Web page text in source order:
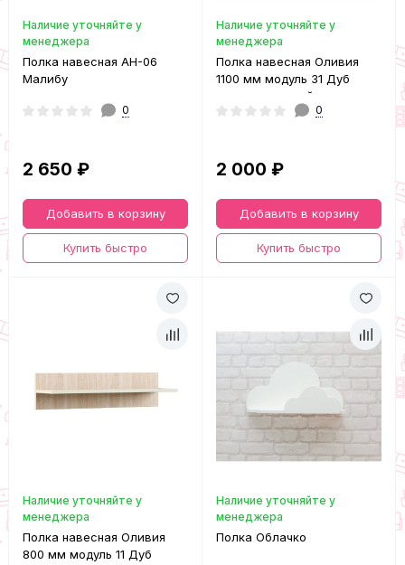
Наличие уточняйте у
менеджера
Полка навесная АН-06
Малибу
0
2 650 ₽
Добавить в корзину
Купить быстро
Наличие уточняйте у
менеджера
Полка навесная Оливия
1100 мм модуль 31 Дуб
сонома светлый
0
2 000 ₽
Добавить в корзину
Купить быстро
Наличие уточняйте у
менеджера
Полка навесная Оливия
800 мм модуль 11 Дуб
Наличие уточняйте у
менеджера
Полка Облачко